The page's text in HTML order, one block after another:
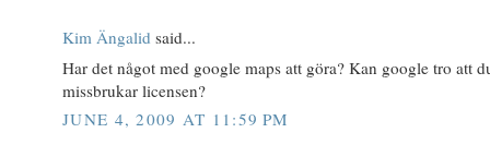
Kim Ängalid said...
Har det något med google maps att göra? Kan google tro att
missbrukar licensen?
JUNE 4, 2009 AT 11:59 PM